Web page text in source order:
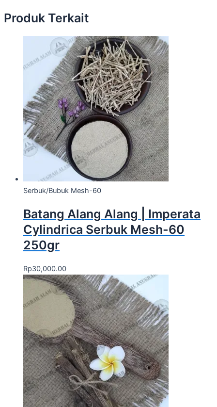
Produk Terkait
Serbuk/Bubuk Mesh-60
Batang Alang Alang | Imperata
Cylindrica Serbuk Mesh-60
250gr
Rp30,000.00